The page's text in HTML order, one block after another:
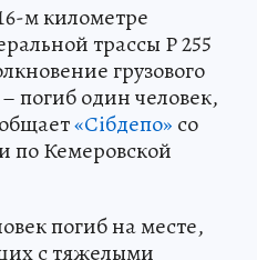
м километре
трассы Р 255
грузового
погиб один человек,
«Сiбдепо» со
по Кемеровской
погиб на месте,
с тяжелыми